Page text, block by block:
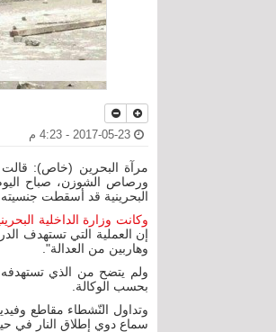
مرآة البحرين (خاص): قالت
ورصاص الشوزن، صباح
البحرينية قد أسقطت جنسيته.
وكانت وزارة الداخلية
إن العملية التي تستهدف
وهاربين من العدالة".
ولم يتضح من الذي
بحسب الوكالة.
وتداول النّشطاء مقاطع
سماع دوي إطلاق النار في